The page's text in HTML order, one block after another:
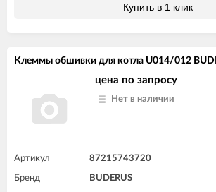
Купить в 1 клик
Клеммы обшивки для котла U014/012
цена по запросу
Нет в наличии
Артикул 87215743720
Бренд BUDERUS